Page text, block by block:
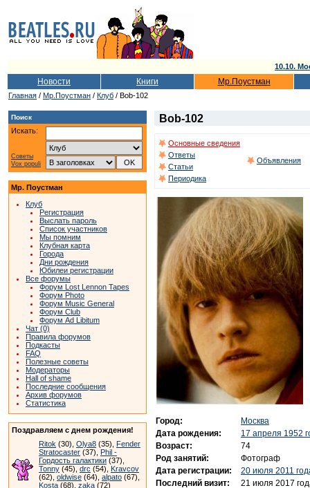
10.10.
Новости Книги Мр.Поустман
Главная / Мр.Поустман / Клуб / Bob-102
Поиск
Искать:
Советы
Vox populi
Мр. Поустман
Клуб
Регистрация
Выслать пароль
Список участников
Мы помним
Клубная карта
Города
Дни рождения
Юбилеи регистрации
Все форумы
Форум Lost Lennon Tapes
Форум Photo
Форум Music General
Форум Club
Форум Ad Libitum
Чат (0)
Правила форумов
Подкасты
FAQ
Полезные советы
Модераторы
Hall of shame
Последние сообщения
Архив форумов
Статистика
Поздравляем с днем рождения!
Ritok (30), Olya8 (35), Fender
Stratocaster (37), Phil -
Гордость галактики (37),
Tonny (45), drc (54), Kravcov
(62), oldwise (64), alpato (67),
Kosta (68), zaka (72)
Bob-102
Основные сведения
Ответы
Статьи
Периодика
Объявления
Город:
Москва
Дата рождения:
17 апреля 1952
Возраст:
74
Род занятий:
Фотограф
Дата регистрации:
20 июля 2011
Последний визит:
21 июля 2017